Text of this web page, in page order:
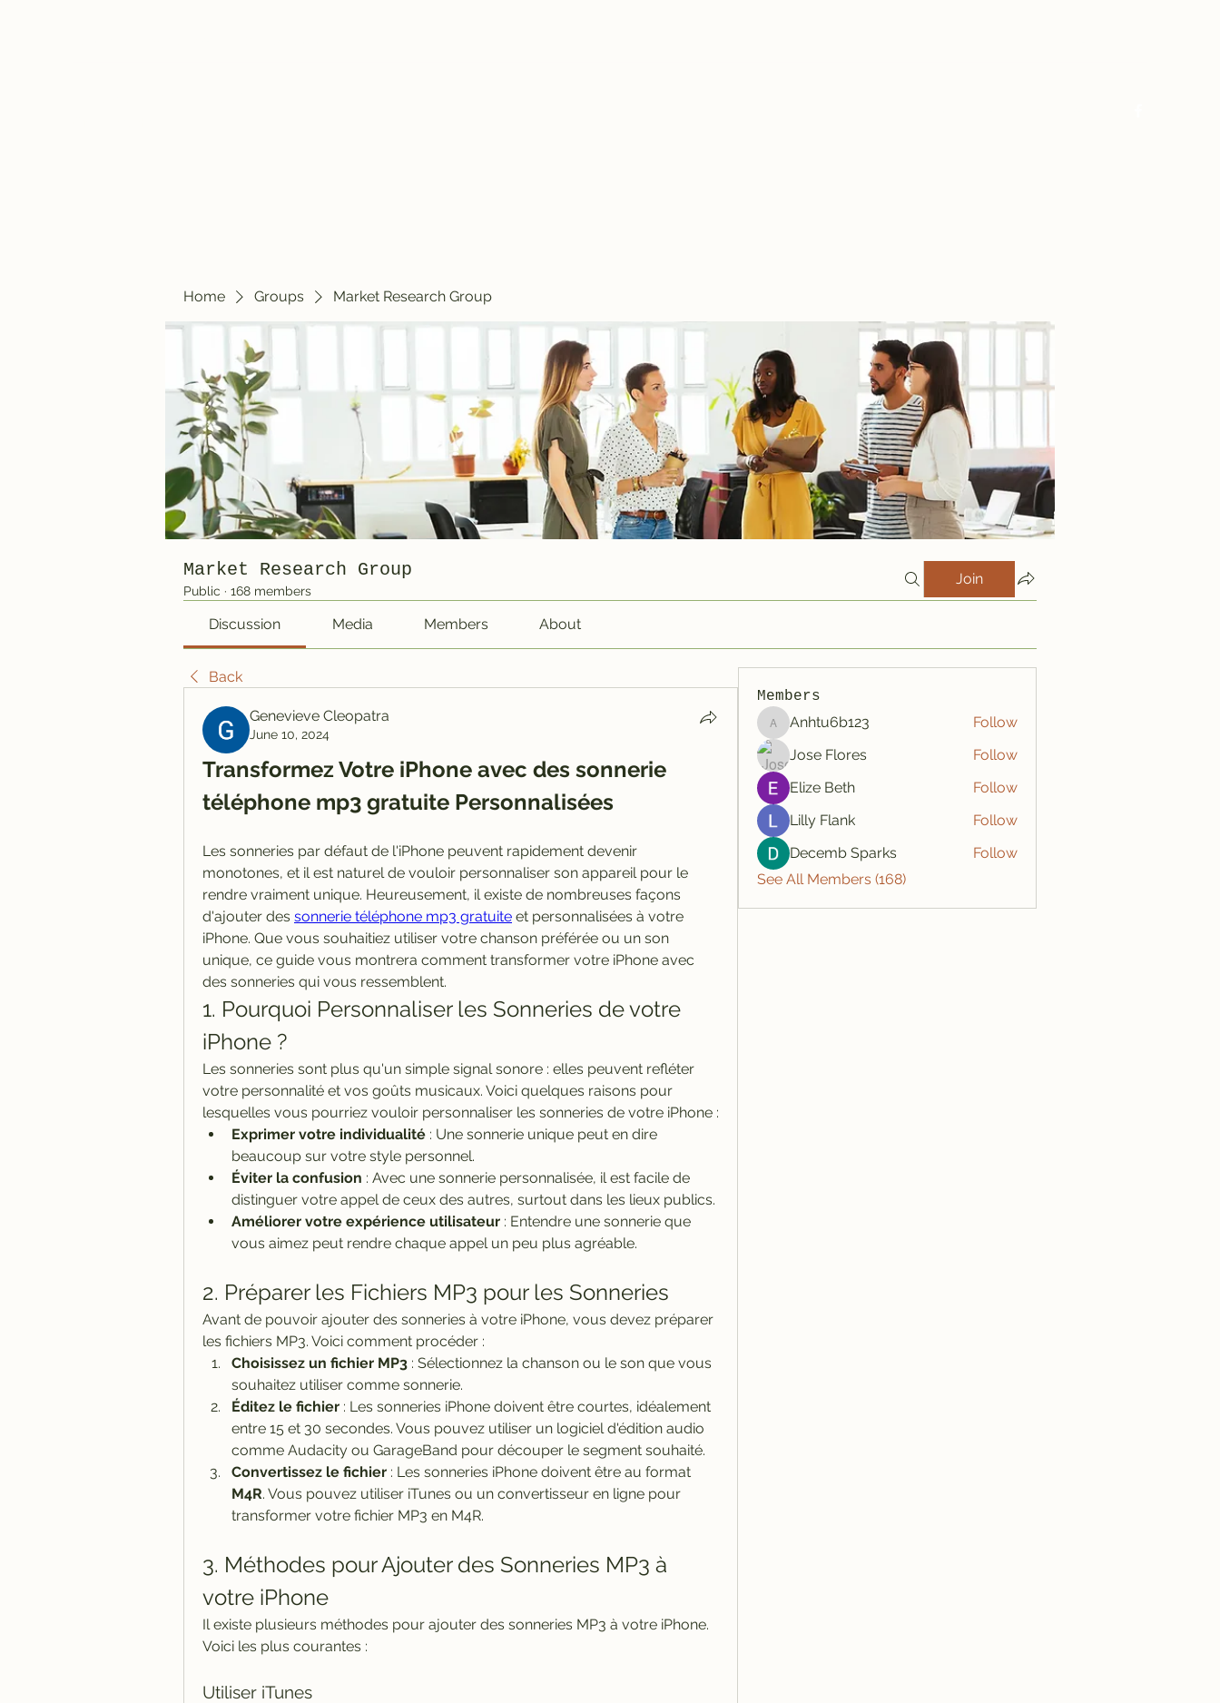
Home Groups Market Research Group
Market Research Group
Public · 168 members
Join
Discussion Media Members About
Back
Genevieve Cleopatra
June 10, 2024
Transformez Votre iPhone avec des sonnerie
téléphone mp3 gratuite Personnalisées
Les sonneries par défaut de l'iPhone peuvent rapidement devenir
monotones, et il est naturel de vouloir personnaliser son appareil pour le
rendre vraiment unique. Heureusement, il existe de nombreuses façons
d'ajouter des sonnerie téléphone mp3 gratuite et personnalisées à votre
iPhone. Que vous souhaitiez utiliser votre chanson préférée ou un son
unique, ce guide vous montrera comment transformer votre iPhone avec
des sonneries qui vous ressemblent.
1. Pourquoi Personnaliser les Sonneries de votre
iPhone ?
Les sonneries sont plus qu'un simple signal sonore : elles peuvent refléter
votre personnalité et vos goûts musicaux. Voici quelques raisons pour
lesquelles vous pourriez vouloir personnaliser les sonneries de votre iPhone :
Exprimer votre individualité : Une sonnerie unique peut en dire
beaucoup sur votre style personnel.
Éviter la confusion : Avec une sonnerie personnalisée, il est facile de
distinguer votre appel de ceux des autres, surtout dans les lieux publics.
Améliorer votre expérience utilisateur : Entendre une sonnerie que
vous aimez peut rendre chaque appel un peu plus agréable.
2. Préparer les Fichiers MP3 pour les Sonneries
Avant de pouvoir ajouter des sonneries à votre iPhone, vous devez préparer
les fichiers MP3. Voici comment procéder :
Choisissez un fichier MP3 : Sélectionnez la chanson ou le son que vous
souhaitez utiliser comme sonnerie.
Éditez le fichier : Les sonneries iPhone doivent être courtes, idéalement
entre 15 et 30 secondes. Vous pouvez utiliser un logiciel d'édition audio
comme Audacity ou GarageBand pour découper le segment souhaité.
Convertissez le fichier
M4R. Vous pouvez utiliser iTunes ou un convertisseur en ligne pour
transformer votre fichier MP3 en M4R.
3. Méthodes pour Ajouter des Sonneries MP3 à
votre iPhone
Il existe plusieurs méthodes pour ajouter des sonneries MP3 à votre iPhone.
Voici les plus courantes :
Utiliser iTunes
Members
Anhtu6b123
Anhtu6b123
Follow
Jose Flores
Follow
Elize Beth
Follow
Lilly Flank
Follow
Decemb Sparks
Follow
See All Members (168)